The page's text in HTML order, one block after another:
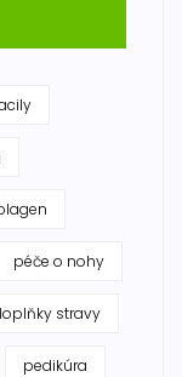
péče o nohy
stravy
pedikúra